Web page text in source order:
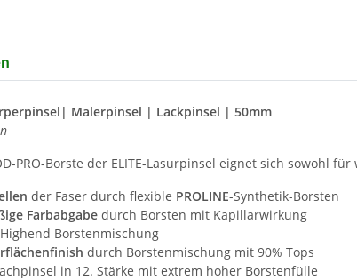
Malerpinsel | Lackpinsel | 50mm
PRO-Borste der ELITE-Lasurpinsel eignet sich sowohl
der Faser durch flexible PROLINE-Synthetik-Borsten
Farbabgabe durch Borsten mit Kapillarwirkung
Borstenmischung
durch Borstenmischung mit 90% Tops
in 12. Stärke mit extrem hoher Borstenfülle